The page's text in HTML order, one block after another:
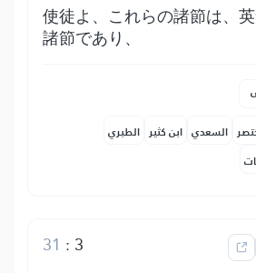
使徒よ、これらの諸節は、
諸節であり、
السعدي ابن كثير الطبري
3
:
31